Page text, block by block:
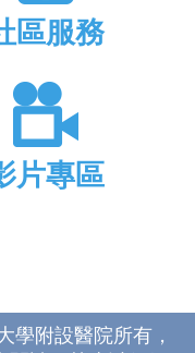
區服務
片專區
學附設醫院所有，